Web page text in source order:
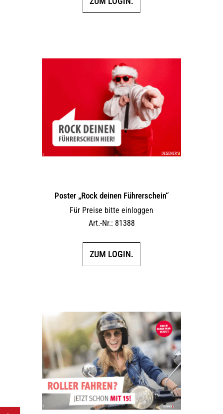
Poster „Rock deinen Führerschein“
Für Preise bitte einloggen
Art.-Nr.: 81388
ZUM LOGIN.